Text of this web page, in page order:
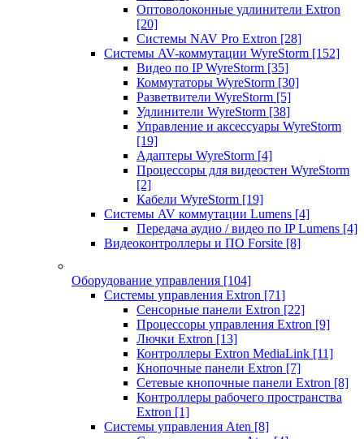
Оптоволоконные удлинители Extron
[20]
Системы NAV Pro Extron [28]
Системы AV-коммутации WyreStorm [152]
Видео по IP WyreStorm [35]
Коммутаторы WyreStorm [30]
Разветвители WyreStorm [5]
Удлинители WyreStorm [38]
Управление и аксессуары WyreStorm
[19]
Адаптеры WyreStorm [4]
Процессоры для видеостен WyreStorm
[2]
Кабели WyreStorm [19]
Системы AV коммутации Lumens [4]
Передача аудио / видео по IP Lumens [4]
Видеоконтроллеры и ПО Forsite [8]
Оборудование управления [104]
Системы управления Extron [71]
Сенсорные панели Extron [22]
Процессоры управления Extron [9]
Лючки Extron [13]
Контроллеры Extron MediaLink [11]
Кнопочные панели Extron [7]
Сетевые кнопочные панели Extron [8]
Контроллеры рабочего пространства
Extron [1]
Системы управления Aten [8]